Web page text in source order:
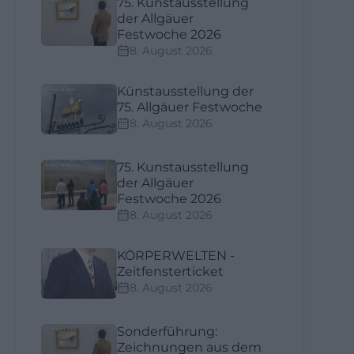
der Allgäuer
Festwoche 2026
8. August 2026
Künstausstellung der
75. Allgäuer Festwoche
8. August 2026
75. Kunstausstellung
der Allgäuer
Festwoche 2026
8. August 2026
KÖRPERWELTEN -
Zeitfensterticket
8. August 2026
Sonderführung:
Zeichnungen aus dem